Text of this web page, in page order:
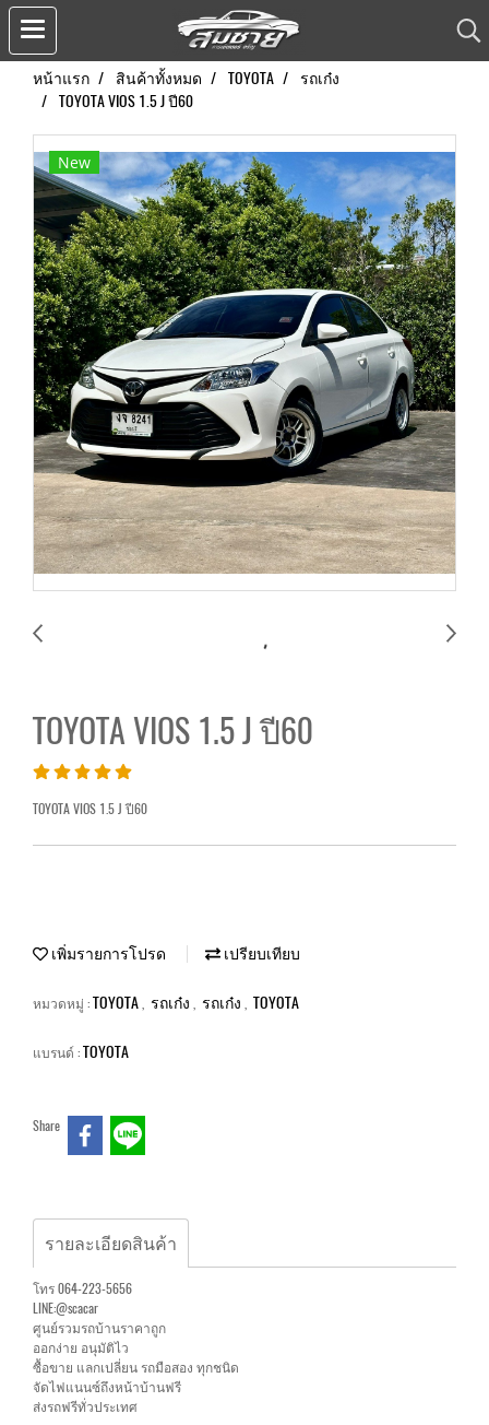
หน้าแรก สินค้าทั้งหมด TOYOTA
รถเก๋ง
TOYOTA VIOS 1.5 J ปี60
New
TOYOTA VIOS 1.5 J ปี60
TOYOTA VIOS 1.5 J ปี60
เพิ่มรายการโปรด เปรียบเทียบ
หมวดหมู่ :TOYOTA รถเก๋ง รถเก๋ง TOYOTA
แบรนด์ :TOYOTA
Share
รายละเอียดสินค้า
โทร 064-223-5656
LINE:@scacar
ศูนย์รวมรถบ้านราคาถูก
ออกง่าย อนุมัติไว
ซื้อขาย แลกเปลี่ยน รถมือสอง ทุกชนิด
จัดไฟแนนซ์ถึงหน้าบ้านฟรี
ส่งรถฟรีทั่วประเทศ